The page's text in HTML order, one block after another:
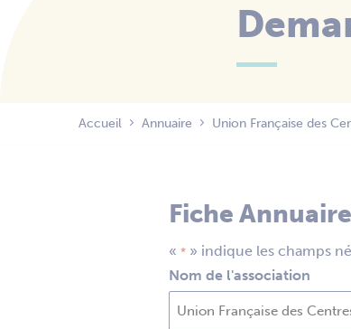
Accueil Annuaire Union Française des
Fiche
« *» indique les champs
Nom de l'association